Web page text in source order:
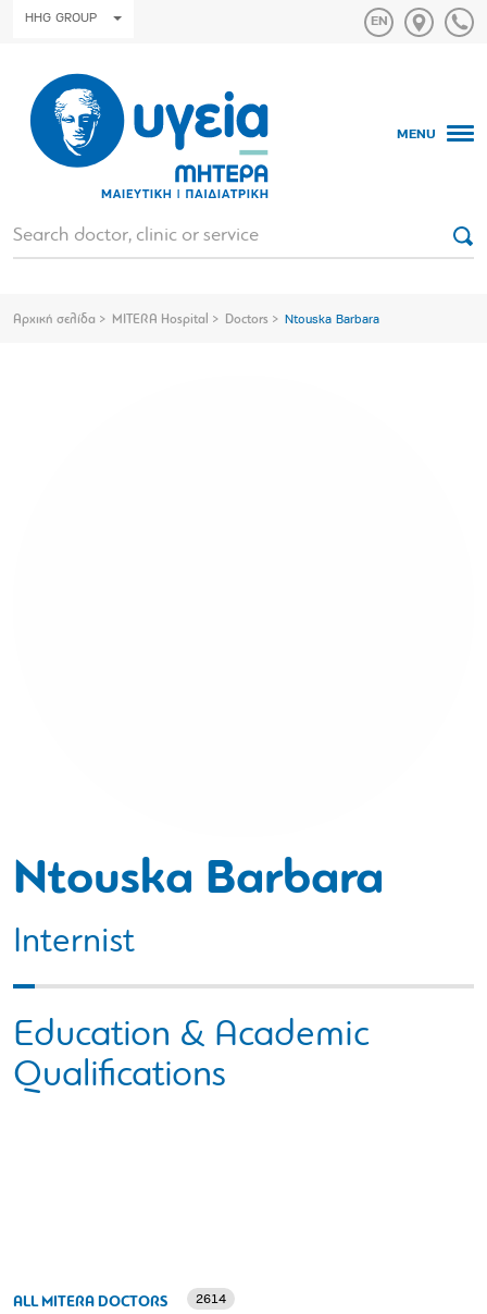
HHG GROUP
MENU
Αρχική σελίδα MITERA Hospital Doctors Ntouska Barbara
Ntouska Barbara
Internist
Education & Academic
Qualifications
ALL MITERA DOCTORS 2614